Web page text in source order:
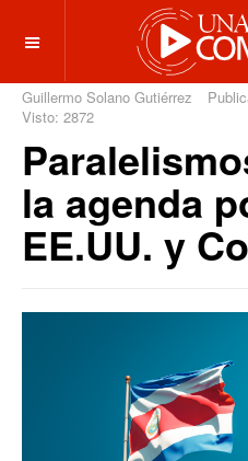
OFF CANVAS
Guillermo Solano Gutiérrez
Visto: 2872
la agenda
EE.UU. y